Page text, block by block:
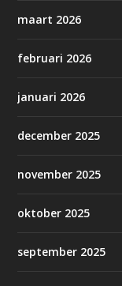
maart 2026
februari 2026
januari 2026
december 2025
november 2025
oktober 2025
september 2025